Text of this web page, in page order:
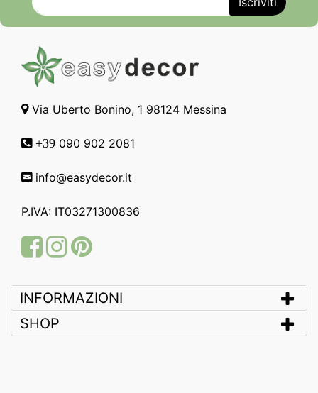
Via Uberto Bonino, 1 98124 Messina
+39 090 902 2081
info@easydecor.it
P.IVA: IT03271300836
FacebookInstagram
Pinterest
INFORMAZIONI
SHOP